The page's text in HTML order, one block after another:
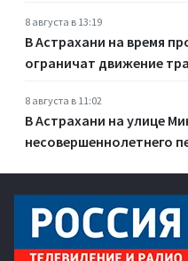
8 августа в 13:19
В Астрахани на время
ограничат движение
8 августа в 11:02
В Астрахани на улице
несовершеннолетнего